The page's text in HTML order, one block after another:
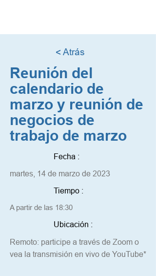
< Atrás
Reunión del
calendario de
marzo y reunión de
negocios de
trabajo de marzo
Fecha :
martes, 14 de marzo de 2023
Tiempo :
A partir de las 18:30
Ubicación :
Remoto: participe a través de Zoom o
vea la transmisión en vivo de YouTube*